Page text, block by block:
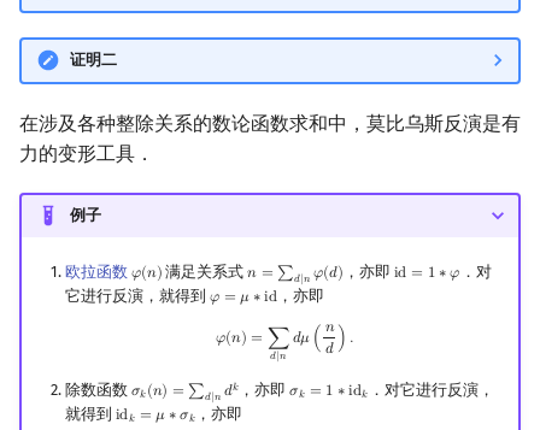
证明二
在涉及各种整除关系的数论函数求和中，莫比乌斯反演是有
力的变形工具．
例子
欧拉函数 𝜑(𝑛)
φ(n) 满足关系式𝑛 = ∑𝑑∣𝑛 𝜑(𝑑)
n =∑d∣nφ( d) ，亦即 id = 1 ∗𝜑
id =1 ∗ φ
．对
它进行反演，就得到 𝜑 = 𝜇 ∗id
φ =μ ∗ id ，亦即
𝜑(𝑛) = ∑
𝑑∣𝑛
𝑑𝜇 ( 𝑛
𝑑 ) .
φ(n )= ∑d∣n dμ (nd ).
除数函数 𝜎𝑘(𝑛) = ∑𝑑∣𝑛 𝑑𝑘
σk(n) =∑d∣ndk ，亦即𝜎𝑘 = 1 ∗id𝑘
σk =1 ∗ idk
．对它进行反演，
就得到 id𝑘 = 𝜇 ∗𝜎𝑘
idk =μ ∗ σ k ，亦即